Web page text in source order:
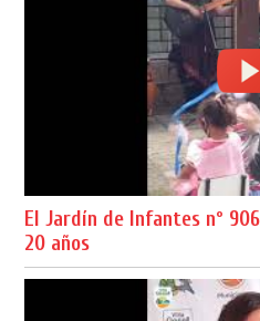
El Jardín de Infantes nº
20 años